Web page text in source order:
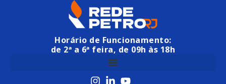
Horário de Funcionamento:
de 2ª a 6ª feira, de 09h às 18h